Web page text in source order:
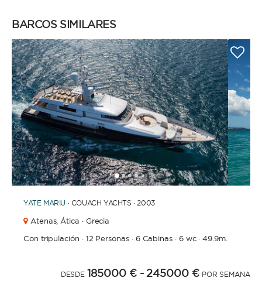
BARCOS SIMILARES
12345 678910
YATE MARIU · COUACH YACHTS · 2003
Atenas, Ática · Grecia
Con tripulación · 12 Personas· 6 Cabinas · 6 wc·49.9m.
DESDE 185000 € - 245000 € POR SEMANA